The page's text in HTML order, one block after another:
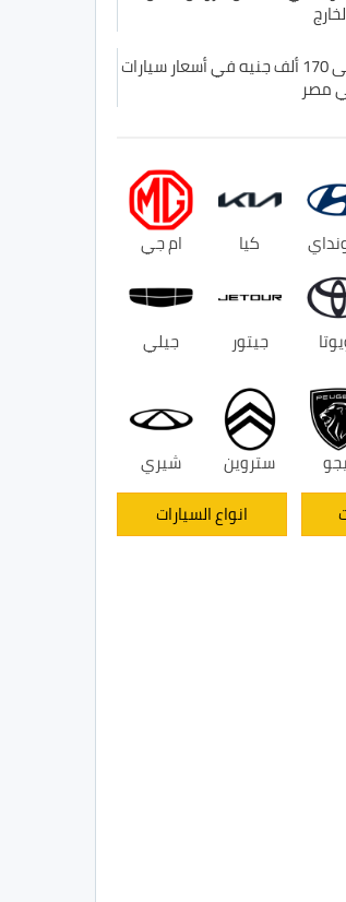
تخفيضات تصل الى 170 ألف جنيه في أسعار سيارات
مصر
كيا ام جي
جيتور جيلي
ستروين
شيري
انواع السيارات